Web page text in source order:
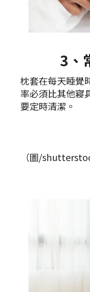
3、
枕套在每天睡覺
率必須比其他寢
要定時清潔。
（圖/